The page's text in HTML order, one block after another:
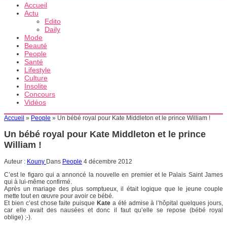
Accueil
Actu
Edito
Daily
Mode
Beauté
People
Santé
Lifestyle
Culture
Insolite
Concours
Vidéos
Accueil » People » Un bébé royal pour Kate Middleton et le prince William !
Un bébé royal pour Kate Middleton et le prince
William !
Auteur : Kouny Dans People 4 décembre 2012
C’est le figaro qui a annoncé la nouvelle en premier et le Palais Saint James
qui à lui-même confirmé.
Après un mariage des plus somptueux, il était logique que le jeune couple
mette tout en œuvre pour avoir ce bébé.
Et bien c’est chose faite puisqueKate a été admise à l’hôpital quelques jours,
car elle avait des nausées et donc il faut qu’elle se repose (bébé royal
oblige) ;-).